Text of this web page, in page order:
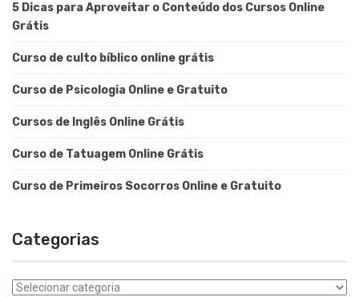
5 Dicas para Aproveitar o Conteúdo dos Cursos Online
Grátis
Curso de culto bíblico online grátis
Curso de Psicologia Online e Gratuito
Cursos de Inglês Online Grátis
Curso de Tatuagem Online Grátis
Curso de Primeiros Socorros Online e Gratuito
Categorias
Categorias